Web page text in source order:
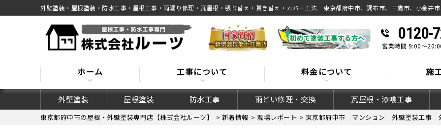
外壁塗装・屋根塗装・防水工事・屋根工事・雨漏り修理・瓦屋根・張り替え・葺き替え・カバー工法 東京都府中市、調布市、三鷹市、小金井
0120-
営業時間 9:00～
ホーム 工事について 料金について 施
外壁塗装 屋根塗装 防水工事 雨どい修理・交換 瓦屋根・漆喰工事
東京都府中市の屋根・外壁塗装専門店【株式会社ルーツ】 > 新着情報 > 現場レポート > 東京都府中市 マンション 外壁塗装工事